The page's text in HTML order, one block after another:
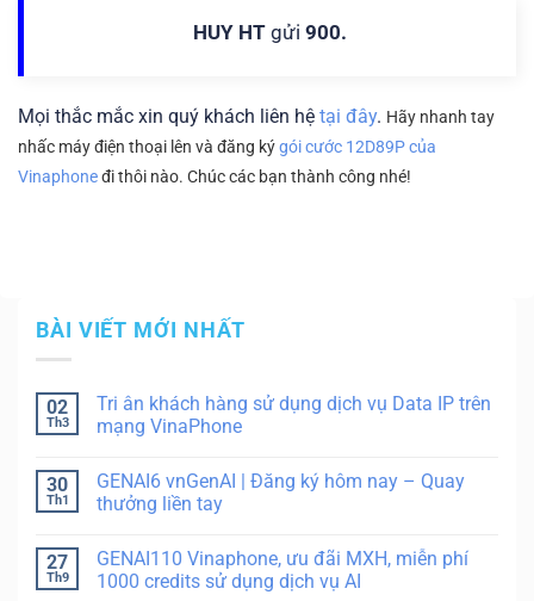
HUY HT gửi 900.
Mọi thắc mắc xin quý khách liên hệ tại đây. Hãy nhanh tay
nhấc máy điện thoại lên và đăng kýgói cước 12D89P của
Vinaphoneđi thôi nào. Chúc các bạn thành công nhé!
BÀI VIẾT MỚI NHẤT
02
Th3
Tri ân khách hàng sử dụng dịch vụ Data IP trên
mạng VinaPhone
30
Th1
GENAI6 vnGenAI | Đăng ký hôm nay – Quay
thưởng liền tay
27
Th9
GENAI110 Vinaphone, ưu đãi MXH, miễn phí
1000 credits sử dụng dịch vụ AI